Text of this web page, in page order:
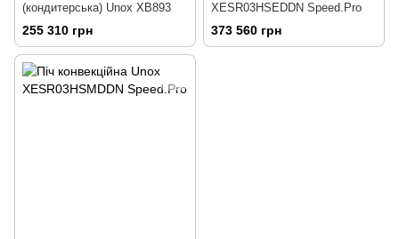
(кондитерська) Unox XB893
255 310 грн
XESR03HSEDDN Speed.Pro
373 560 грн